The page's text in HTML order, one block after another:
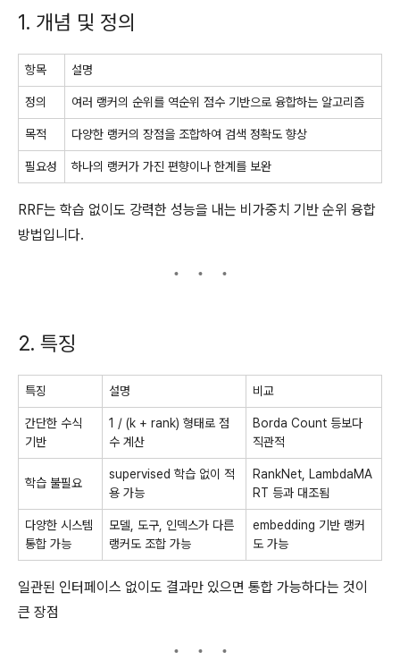
1. 개념 및 정의
항목 설명
정의 여러 랭커의 순위를 역순위 점수 기반으로 융합하는 알고리즘
목적 다양한 랭커의 장점을 조합하여 검색 정확도 향상
필요성 하나의 랭커가 가진 편향이나 한계를 보완
RRF는 학습 없이도 강력한 성능을 내는 비가중치 기반 순위 융합
방법입니다.
2. 특징
특징 설명 비교
간단한 수식
기반
1 / (k + rank) 형태로 점
수 계산
Borda Count 등보다
직관적
학습 불필요
supervised 학습 없이 적
용 가능
RankNet, LambdaMA
RT 등과 대조됨
다양한 시스템
통합 가능
모델, 도구, 인덱스가 다른
랭커도 조합 가능
embedding 기반 랭커
도 가능
일관된 인터페이스 없이도 결과만 있으면 통합 가능하다는 것이
큰 장점